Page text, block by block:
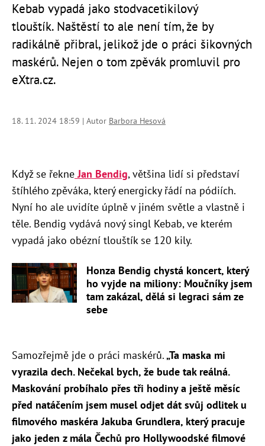
Kebab vypadá jako stodvacetikilový
tlouštík. Naštěstí to ale není tím, že by
radikálně přibral, jelikož jde o práci šikovných
maskérů. Nejen o tom zpěvák promluvil pro
eXtra.cz.
18. 11. 2024 18:59 | Autor Barbora Hesová
Když se řekneJan Bendig, většina lidí si představí
štíhlého zpěváka, který energicky řádí na pódiích.
Nyní ho ale uvidíte úplně v jiném světle a vlastně i
těle. Bendig vydává nový singl Kebab, ve kterém
vypadá jako obézní tlouštík se 120 kily.
Honza Bendig chystá koncert, který
ho vyjde na miliony: Moučníky jsem
tam zakázal, dělá si legraci sám ze
sebe
Samozřejmě jde o práci maskérů.„Ta maska mi
vyrazila dech. Nečekal bych, že bude tak reálná.
Maskování probíhalo přes tři hodiny a ještě měsíc
před natáčením jsem musel odjet dát svůj odlitek u
filmového maskéra Jakuba Grundlera, který pracuje
jako jeden z mála Čechů pro Hollywoodské filmové